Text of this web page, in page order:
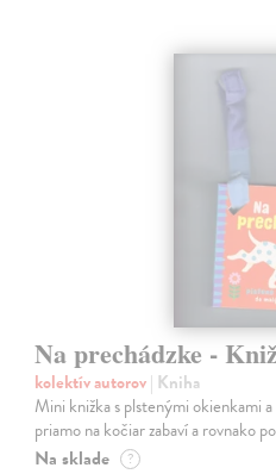
Na prechádzke -
kolektív autorov| Kniha
Mini knižka s plstenými okienkami
priamo na kočiar zabaví a rovnako
Na sklade ?